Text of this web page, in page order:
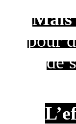
Mais
pour
de